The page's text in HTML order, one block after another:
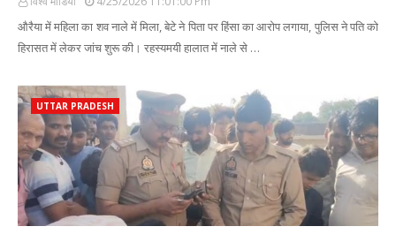
औरैया में महिला का शव नाले में मिला, बेटे ने पिता पर हिंसा का आरोप लगाया, पुलिस ने पति को
हिरासत में लेकर जांच शुरू की। रहस्यमयी हालात में नाले से …
UTTAR PRADESH